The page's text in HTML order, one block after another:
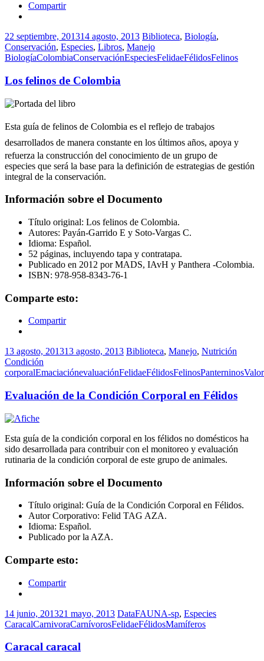
Compartir
22 septiembre, 201314 agosto, 2013 Biblioteca, Biología,
Conservación, Especies, Libros, Manejo
BiologíaColombiaConservaciónEspeciesFelidaeFélidosFelinos
Los felinos de Colombia
Esta guía de felinos de Colombia es el reflejo de trabajos
desarrollados de manera constante en los últimos años, apoya y
refuerza la construcción del conocimiento de un grupo de
especies que será la base para la definición de estrategias de gestión
integral de la conservación.
Información sobre el Documento
Título original: Los felinos de Colombia.
Autores: Payán-Garrido E y Soto-Vargas C.
Idioma: Español.
52 páginas, incluyendo tapa y contratapa.
Publicado en 2012 por MADS, IAvH y Panthera -Colombia.
ISBN: 978-958-8343-76-1
Comparte esto:
Compartir
13 agosto, 201313 agosto, 2013 Biblioteca, Manejo, Nutrición
Condición
corporalEmaciaciónevaluaciónFelidaeFélidosFelinosPanterninos
Evaluación de la Condición Corporal en Félidos
Esta guía de la condición corporal en los félidos no domésticos ha
sido desarrollada para contribuir con el monitoreo y evaluación
rutinaria de la condición corporal de este grupo de animales.
Información sobre el Documento
Título original: Guía de la Condición Corporal en Félidos.
Autor Corporativo: Felid TAG AZA.
Idioma: Español.
Publicado por la AZA.
Comparte esto:
Compartir
14 junio, 201321 mayo, 2013 DataFAUNA-sp, Especies
CaracalCarnivoraCarnívorosFelidaeFélidosMamíferos
Caracal caracal